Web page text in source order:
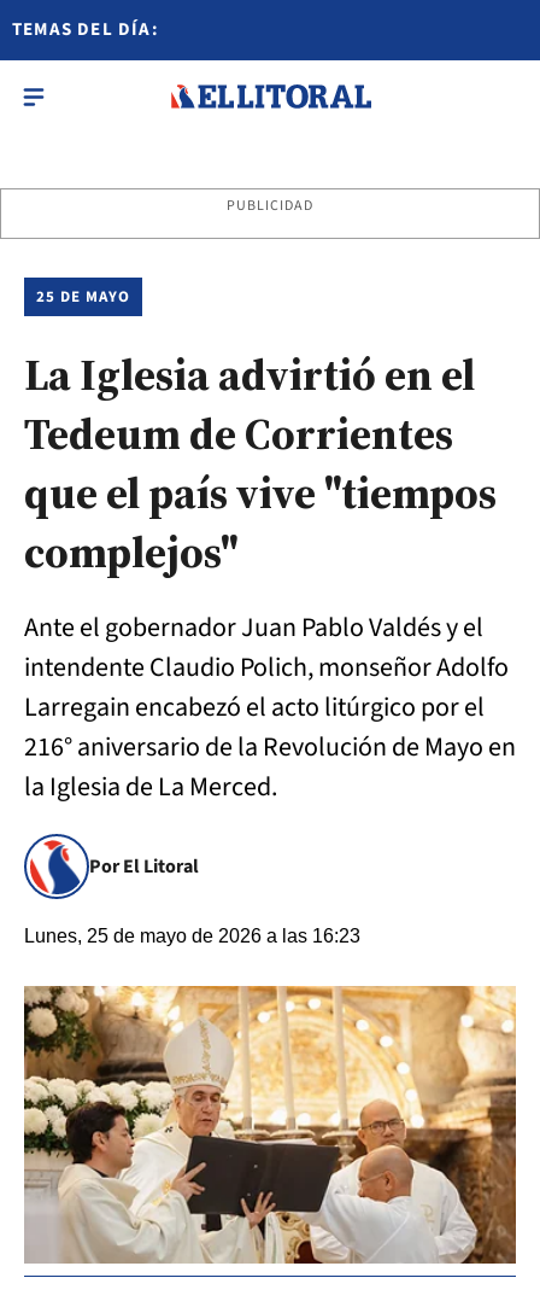
TEMAS DEL DÍA:
PUBLICIDAD
25 DE MAYO
La Iglesia advirtió en el
Tedeum de Corrientes
que el país vive "tiempos
complejos"
Ante el gobernador Juan Pablo Valdés y el
intendente Claudio Polich, monseñor Adolfo
Larregain encabezó el acto litúrgico por el
216° aniversario de la Revolución de Mayo en
la Iglesia de La Merced.
Por El Litoral
Lunes, 25 de mayo de 2026 a las 16:23